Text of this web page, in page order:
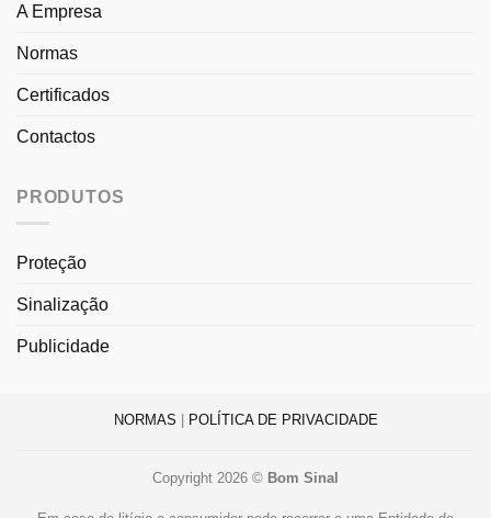
A Empresa
Normas
Certificados
Contactos
PRODUTOS
Proteção
Sinalização
Publicidade
NORMAS POLÍTICA DE PRIVACIDADE
Copyright 2026 © Bom Sinal